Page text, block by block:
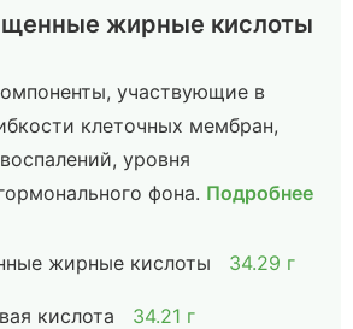
жирные кислоты
участвующие в
клеточных мембран,
уровня
фона. Подробнее
жирные кислоты 34.29 г
кислота 34.21 г